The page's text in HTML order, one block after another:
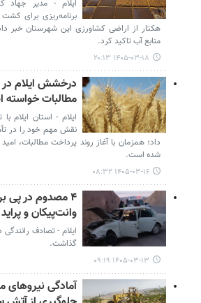
ایلام - مدیر جهاد
هکتار از اراضی کشاورزی این شهرستان خبر
منابع آب تاکید کرد.
۱۴۰۵-۰۳-۱۸ ۲۰:۱۳
درخشش ایلام در
مطالبات
ایلام - استان ایلام
نقش مهم خود را در
داد؛ همزمان با آغاز روند پرداخت مطالبات،
شده است.
۱۴۰۵-۰۳-۱۶ ۰۸:۳۲
۴ مصدوم در پی
وانت‌پیکان و
ایلام - تصادف
گذاشت.
۱۴۰۵-۰۳-۱۳ ۰۹:۱۹
آمادگی نیروهای